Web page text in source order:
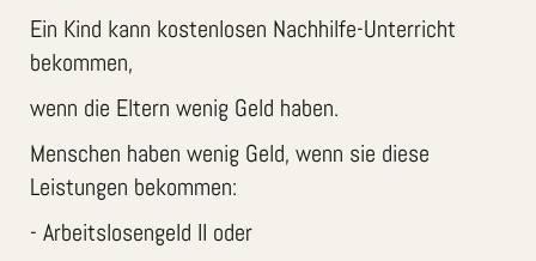
Ein Kind kann kostenlosen Nachhilfe-Unterricht
bekommen,
wenn die Eltern wenig Geld haben.
Menschen haben wenig Geld, wenn sie diese
Leistungen bekommen:
- Arbeitslosengeld II oder